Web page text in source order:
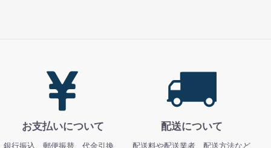
お支払いについて
銀行振込、郵便振替、代金引換、
配送について
配送料や配送業者、配送方法など